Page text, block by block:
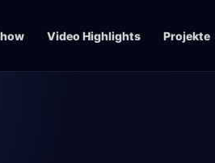
Video Highlights Projekte